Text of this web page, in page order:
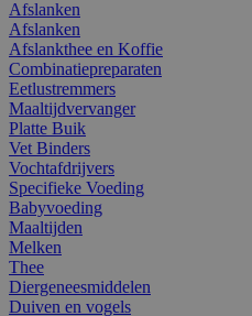
Afslanken
Afslanken
Afslankthee en Koffie
Combinatiepreparaten
Eetlustremmers
Maaltijdvervanger
Platte Buik
Vet Binders
Vochtafdrijvers
Specifieke Voeding
Babyvoeding
Maaltijden
Melken
Thee
Diergeneesmiddelen
Duiven en vogels